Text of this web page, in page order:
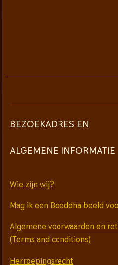
BEZOEKADRES EN
ALGEMENE INFORMATIE
Wie zijn wij?
Mag ik een Boeddha beeld
Algemene voorwaarden en
(Terms and conditions)
Herroepingsrecht